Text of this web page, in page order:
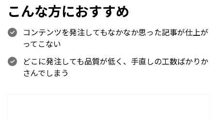
こんな方におすすめ
コンテンツを発注してもなかなか思った記事が仕上が
ってこない
どこに発注しても品質が低く、手直しの工数ばかりか
さんでしまう